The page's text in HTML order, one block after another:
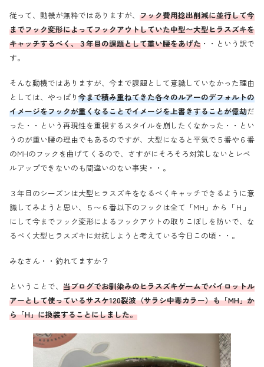
従って、動機が無粋ではありますが、 フック費用捻出削減に並行して今
までフック変形によってフックアウトしていた中型〜大型ヒラスズキを
キャッチするべく、３年目の課題として重い腰をあげた ・・という訳で
す。
そんな動機ではありますが、今まで課題として意識していなかった理由
としては、やっぱり 今まで積み重ねてきた各々のルアーのデフォルトの
イメージをフックが重くなることでイメージを上書きすることが億劫だ
った・・という再現性を重視するスタイルを崩したくなかった・・とい
うのが重い腰の理由でもあるのですが、大型になると平気で５番や６番
のMHのフックを曲げてくるので、さすがにそろそろ対策しないとレベ
ルアップできないのも間違いのない事実・・。
３年目のシーズンは大型ヒラスズキをなるべくキャッチできるように意
識してみようと思い、５〜６番以下のフックは全て「MH」から「Ｈ」
にして今までフック変形によるフックアウトの取りこぼしを防いで、な
るべく大型ヒラスズキに対抗しようと考えている今日この頃・・。
みなさん・・釣れてますか？
ということで、 当ブログでお馴染みのヒラスズキゲームでパイロットル
アーとして使っているサスケ120裂波（サラシ中毒カラー）も「MH」か
ら「H」に換装することにしました。